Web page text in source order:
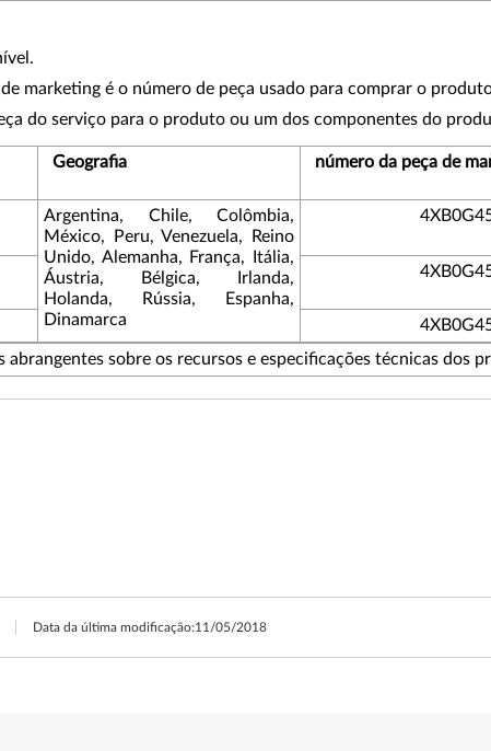
marketing é o número de peça usado para comprar o
do serviço para o produto ou um dos componentes do
Geografia número da peça de
Argentina, Chile, Colômbia,
México, Peru, Venezuela, Reino
Unido, Alemanha, França, Itália,
Áustria, Bélgica, Irlanda,
Holanda, Rússia, Espanha,
Dinamarca
abrangentes sobre os recursos e especificações técnicas dos
Data da última modificação:11/05/2018